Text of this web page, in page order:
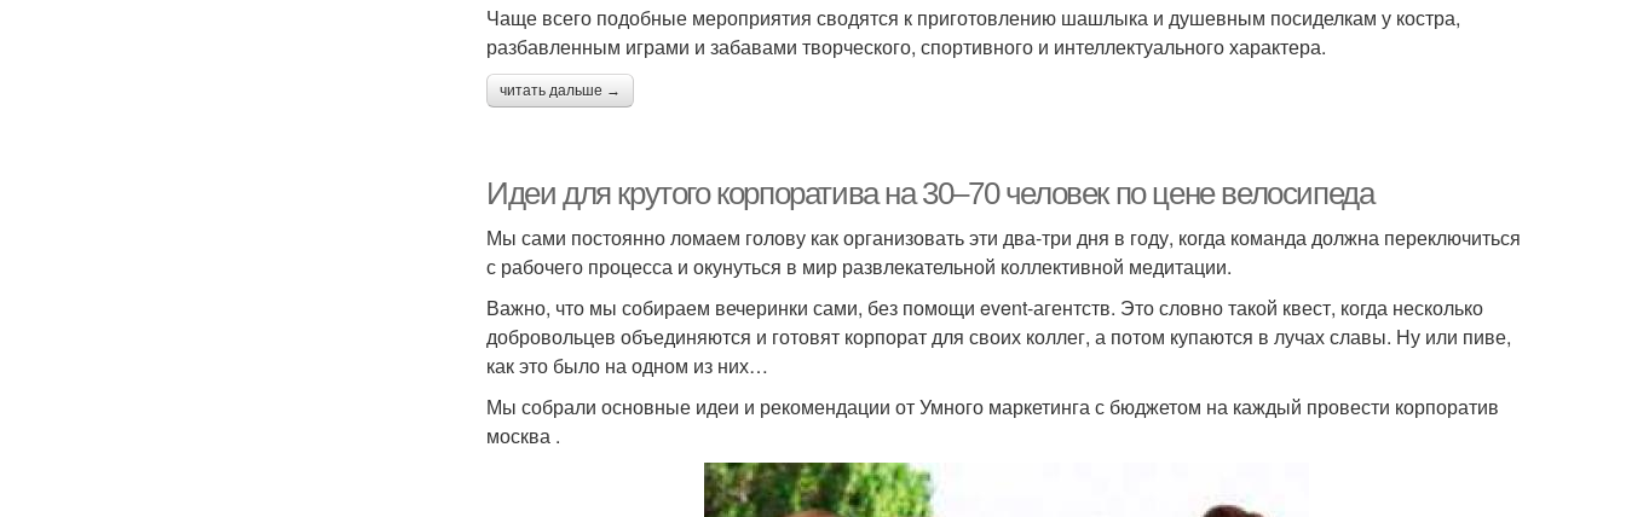
Чаще всего подобные мероприятия сводятся к приготовлению шашлыка и душевным посиделкам у костра,
разбавленным играми и забавами творческого, спортивного и интеллектуального характера.
читать дальше →
Идеи для крутого корпоратива на 30–70 человек по цене велосипеда
Мы сами постоянно ломаем голову как организовать эти два-три дня в году, когда команда должна переключиться
с рабочего процесса и окунуться в мир развлекательной коллективной медитации.
Важно, что мы собираем вечеринки сами, без помощи event-агентств. Это словно такой квест, когда несколько
добровольцев объединяются и готовят корпорат для своих коллег, а потом купаются в лучах славы. Ну или пиве,
как это было на одном из них…
Мы собрали основные идеи и рекомендации от Умного маркетинга с бюджетом на каждый провести корпоратив
москва .